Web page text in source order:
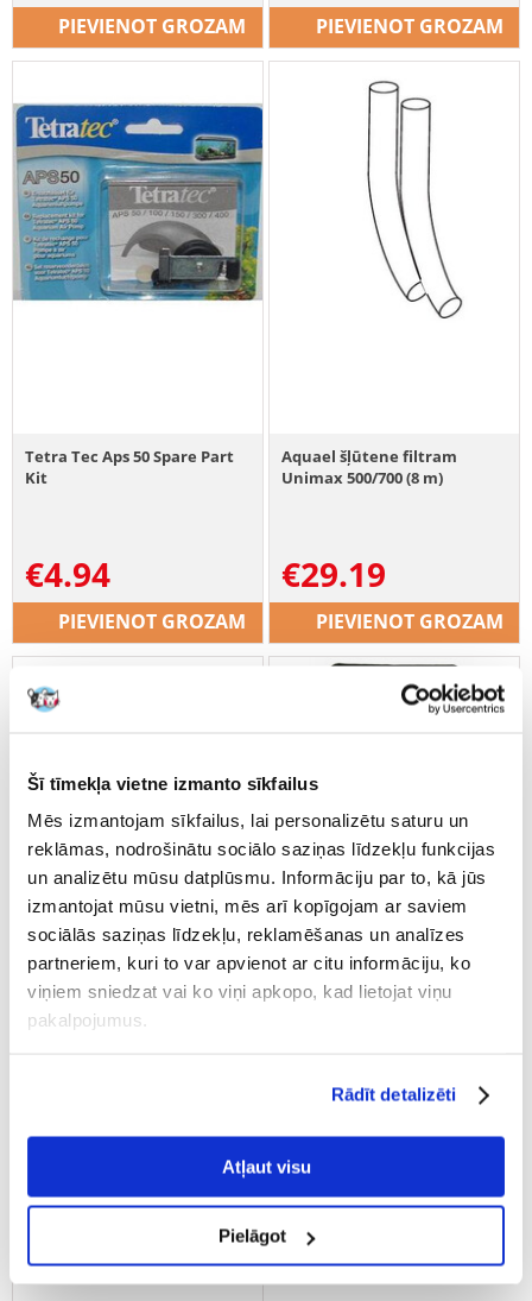
Šī tīmekļa vietne izmanto sīkfailus
Mēs izmantojam sīkfailus, lai personalizētu saturu un
reklāmas, nodrošinātu sociālo saziņas līdzekļu funkcijas
un analizētu mūsu datplūsmu. Informāciju par to, kā jūs
izmantojat mūsu vietni, mēs arī kopīgojam ar saviem
sociālās saziņas līdzekļu, reklamēšanas un analīzes
partneriem, kuri to var apvienot ar citu informāciju, ko
viņiem sniedzat vai ko viņi apkopo, kad lietojat viņu
pakalpojumus.
Rādīt detalizēti
Atļaut visu
Pielāgot
PIEVIENOT GROZAM PIEVIENOT GROZAM
Tetra Tec Aps 50 Spare Part
Kit
€4.94
PIEVIENOT GROZAM
Aquael šļūtene filtram
Unimax 500/700 (8 m)
€29.19
PIEVIENOT GROZAM
€4.97
PIEVIENOT GROZAM